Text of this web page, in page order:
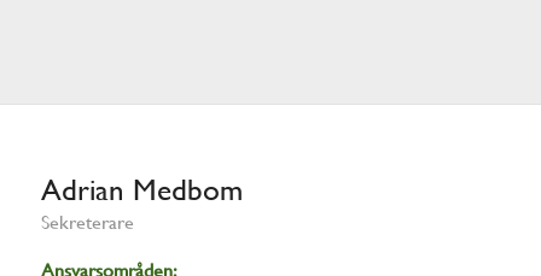
Adrian Medbom
Sekreterare
Ansvarsområden: